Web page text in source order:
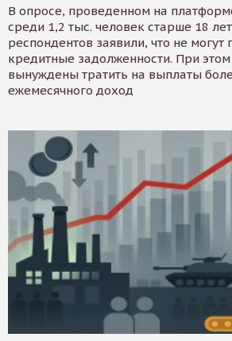
В опросе, проведенном на
среди 1,2 тыс. человек старше 18
респондентов заявили, что не могут
кредитные задолженности. При
вынуждены тратить на выплаты
ежемесячного доход